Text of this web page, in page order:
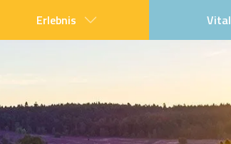
Erlebnis Vital